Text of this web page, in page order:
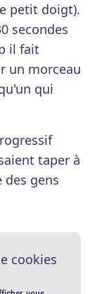
petit doigt).
secondes
il fait
un morceau
qui
taper à
gens
cookies